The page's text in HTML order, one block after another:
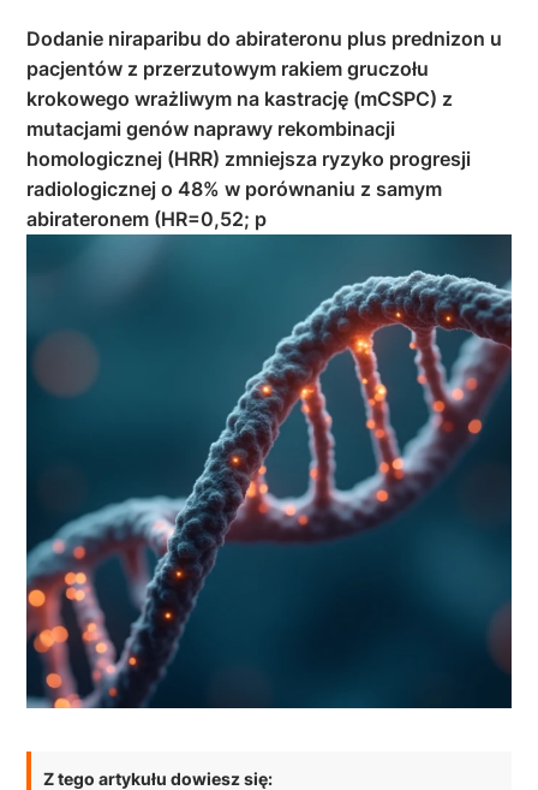
Dodanie niraparibu do abirateronu plus prednizon u
pacjentów z przerzutowym rakiem gruczołu
krokowego wrażliwym na kastrację (mCSPC) z
mutacjami genów naprawy rekombinacji
homologicznej (HRR) zmniejsza ryzyko progresji
radiologicznej o 48% w porównaniu z samym
abirateronem (HR=0,52; p
Z tego artykułu dowiesz się: